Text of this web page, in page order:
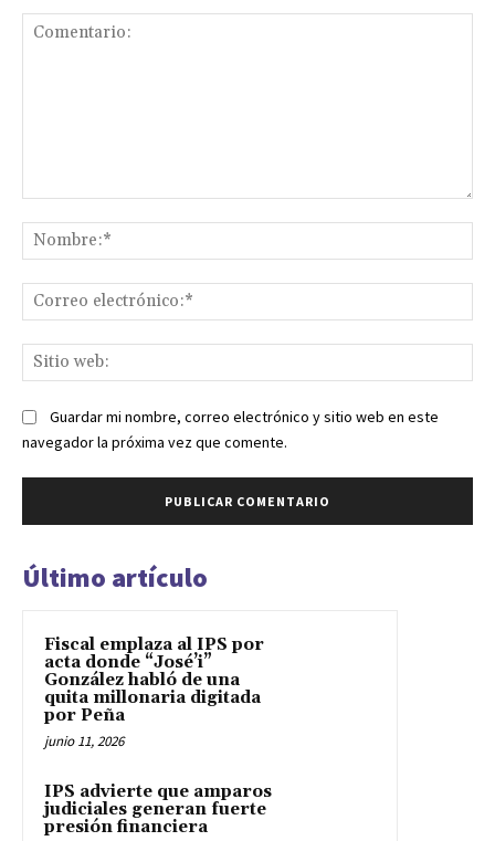
Guardar mi nombre, correo electrónico y sitio web en este
navegador la próxima vez que comente.
Último artículo
Fiscal emplaza al IPS por
acta donde “José’i”
González habló de una
quita millonaria digitada
por Peña
junio 11, 2026
IPS advierte que amparos
judiciales generan fuerte
presión financiera